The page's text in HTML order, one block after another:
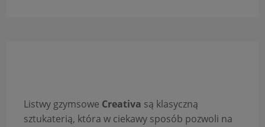
Listwy gzymsowe Creativa są klasyczną
sztukaterią, która w ciekawy sposób pozwoli na